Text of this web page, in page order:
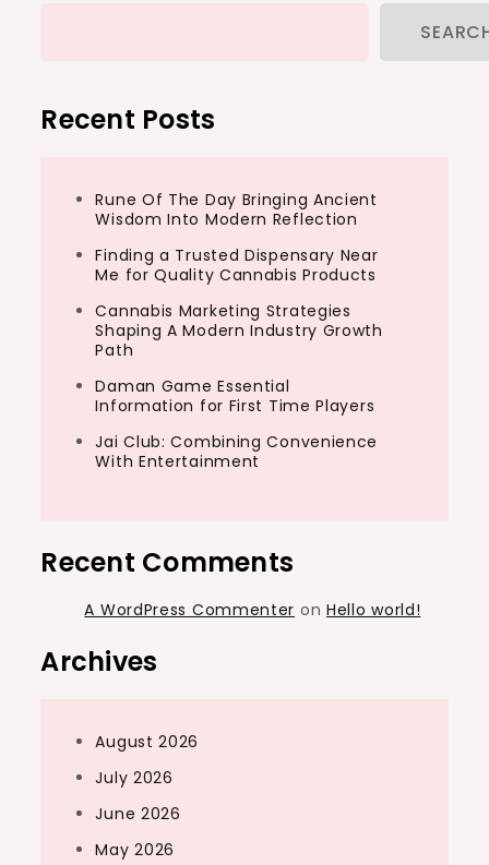
Recent Posts
Rune Of The Day Bringing Ancient
Wisdom Into Modern Reflection
Finding a Trusted Dispensary Near
Me for Quality Cannabis Products
Cannabis Marketing Strategies
Shaping A Modern Industry Growth
Path
Daman Game Essential
Information for First Time Players
Jai Club: Combining Convenience
With Entertainment
Recent Comments
A WordPress Commenter on Hello world!
Archives
August 2026
July 2026
June 2026
May 2026